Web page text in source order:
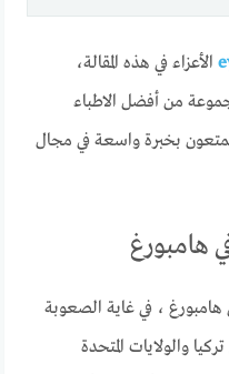
الأعزاء في هذه المقالة،
من أفضل الاطباء
بخبرة واسعة في مجال
هامبورغ
، في غاية الصعوبة
والولايات المتحدة